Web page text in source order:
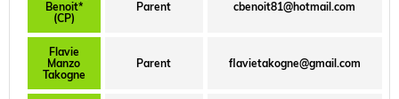
Benoit*
(CP)
Parent cbenoit81@hotmail.com
Flavie
Manzo
Takogne
Parent flavietakogne@gmail.com